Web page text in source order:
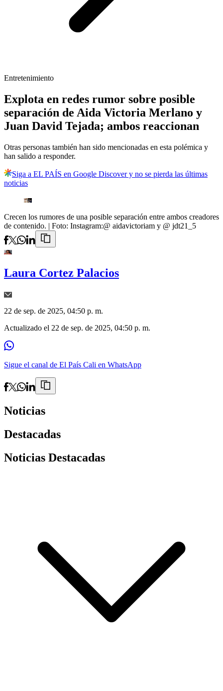
Entretenimiento
Explota en redes rumor sobre posible
separación de Aida Victoria Merlano y
Juan David Tejada; ambos reaccionan
Otras personas también han sido mencionadas en esta polémica y
han salido a responder.
Siga a EL PAÍS en Google Discover y no se pierda las últimas
noticias
Crecen los rumores de una posible separación entre ambos creadores
de contenido. | Foto: Instagram:@ aidavictoriam y @ jdt21_5
Laura Cortez Palacios
22 de sep. de 2025, 04:50 p. m.
Actualizado el 22 de sep. de 2025, 04:50 p. m.
Sigue el canal de El País Cali en WhatsApp
Noticias
Destacadas
Noticias Destacadas